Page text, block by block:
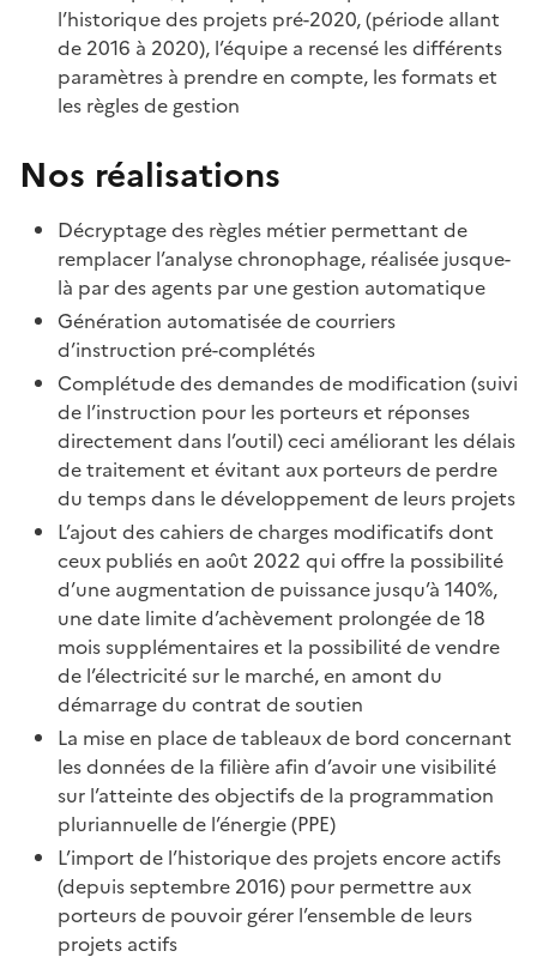
l’historique des projets pré-2020, (période allant
de 2016 à 2020), l’équipe a recensé les différents
paramètres à prendre en compte, les formats et
les règles de gestion
Nos réalisations
Décryptage des règles métier permettant de
remplacer l’analyse chronophage, réalisée jusque-
là par des agents par une gestion automatique
Génération automatisée de courriers
d’instruction pré-complétés
Complétude des demandes de modification (suivi
de l’instruction pour les porteurs et réponses
directement dans l’outil) ceci améliorant les délais
de traitement et évitant aux porteurs de perdre
du temps dans le développement de leurs projets
L’ajout des cahiers de charges modificatifs dont
ceux publiés en août 2022 qui offre la possibilité
d’une augmentation de puissance jusqu’à 140%,
une date limite d’achèvement prolongée de 18
mois supplémentaires et la possibilité de vendre
de l’électricité sur le marché, en amont du
démarrage du contrat de soutien
La mise en place de tableaux de bord concernant
les données de la filière afin d’avoir une visibilité
sur l’atteinte des objectifs de la programmation
pluriannuelle de l’énergie (PPE)
L’import de l’historique des projets encore actifs
(depuis septembre 2016) pour permettre aux
porteurs de pouvoir gérer l’ensemble de leurs
projets actifs